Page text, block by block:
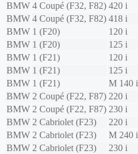
BMW 4 Coupé (F32, F82) 420 i
BMW 4 Coupé (F32, F82) 418 i
BMW 1 (F20) 120 i
BMW 1 (F20) 125 i
BMW 1 (F21) 120 i
BMW 1 (F21) 125 i
BMW 1 (F21) M 140 i
BMW 2 Coupé (F22, F87) 220 i
BMW 2 Coupé (F22, F87) 230 i
BMW 2 Cabriolet (F23) 220 i
BMW 2 Cabriolet (F23) M 240 i
BMW 2 Cabriolet (F23) 230 i